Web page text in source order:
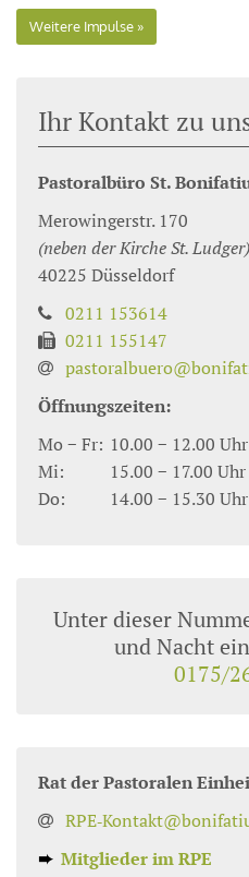
Weitere Impulse
Ihr Kontakt zu
Pastoralbüro St.
Merowingerstr. 170
(neben der Kirche St. Ludger)
40225 Düsseldorf
0211 153614
0211 155147
Öffnungszeiten:
Mo − Fr: 10.00 − 12.00 Uhr
Mi:
15.00 − 17.00 Uhr
Do:
14.00 − 15.30 Uhr
Unter dieser
und Nacht
0175/
Rat der Pastoralen
➨ Mitglieder im RPE